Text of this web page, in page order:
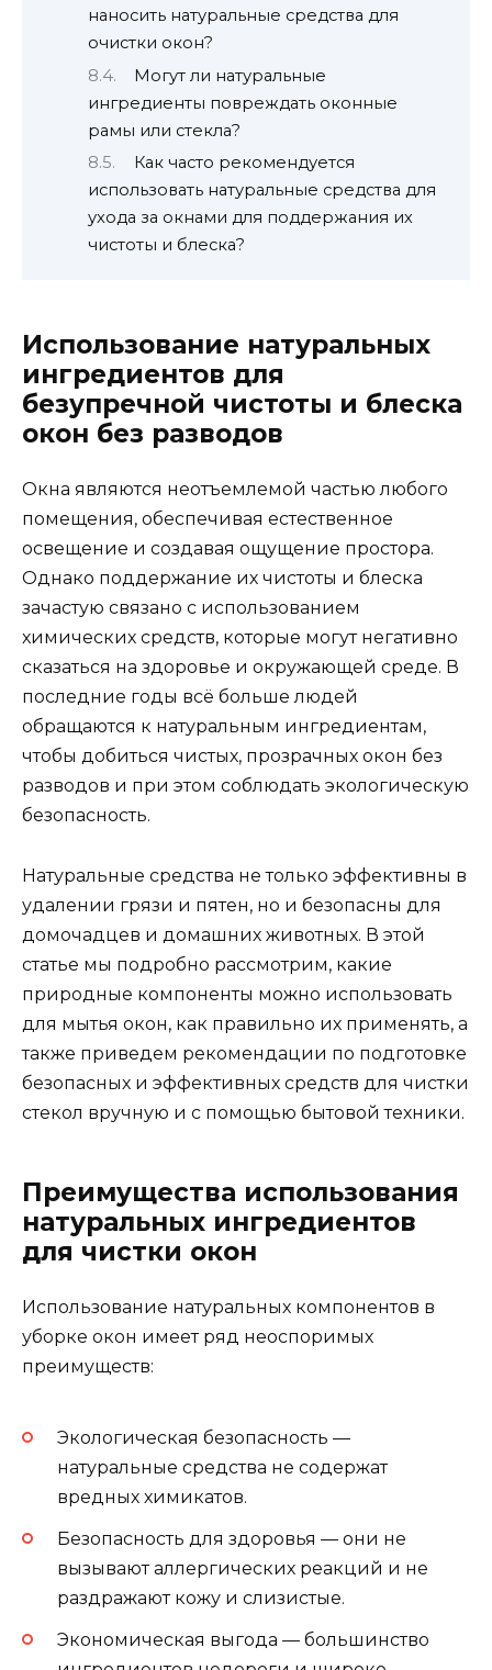
наносить натуральные средства для
очистки окон?
Могут ли натуральные
ингредиенты повреждать оконные
рамы или стекла?
Как часто рекомендуется
использовать натуральные средства для
ухода за окнами для поддержания их
чистоты и блеска?
Использование натуральных
ингредиентов для
безупречной чистоты и блеска
окон без разводов
Окна являются неотъемлемой частью любого
помещения, обеспечивая естественное
освещение и создавая ощущение простора.
Однако поддержание их чистоты и блеска
зачастую связано с использованием
химических средств, которые могут негативно
сказаться на здоровье и окружающей среде. В
последние годы всё больше людей
обращаются к натуральным ингредиентам,
чтобы добиться чистых, прозрачных окон без
разводов и при этом соблюдать экологическую
безопасность.
Натуральные средства не только эффективны в
удалении грязи и пятен, но и безопасны для
домочадцев и домашних животных. В этой
статье мы подробно рассмотрим, какие
природные компоненты можно использовать
для мытья окон, как правильно их применять, а
также приведем рекомендации по подготовке
безопасных и эффективных средств для чистки
стекол вручную и с помощью бытовой техники.
Преимущества использования
натуральных ингредиентов
для чистки окон
Использование натуральных компонентов в
уборке окон имеет ряд неоспоримых
преимуществ:
Экологическая безопасность —
натуральные средства не содержат
вредных химикатов.
Безопасность для здоровья — они не
вызывают аллергических реакций и не
раздражают кожу и слизистые.
Экономическая выгода — большинство